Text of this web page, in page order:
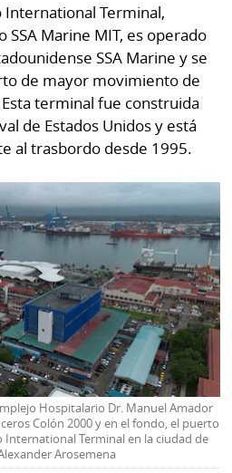
International Terminal,
Marine MIT, es operado
SSA Marine y se
de mayor movimiento de
terminal fue construida
de Estados Unidos y está
al trasbordo desde 1995.
Hospitalario Dr. Manuel Amador
Colón 2000 y en el fondo, el puerto
Terminal en la ciudad de
Arosemena